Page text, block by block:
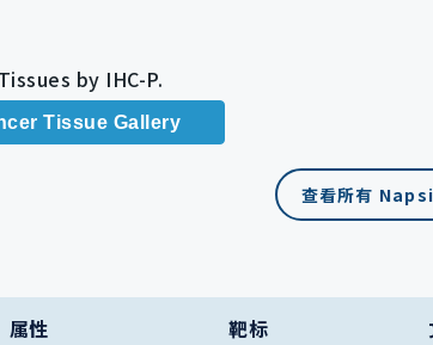
by IHC-P.
Tissue Gallery
查看所有
属性 靶标